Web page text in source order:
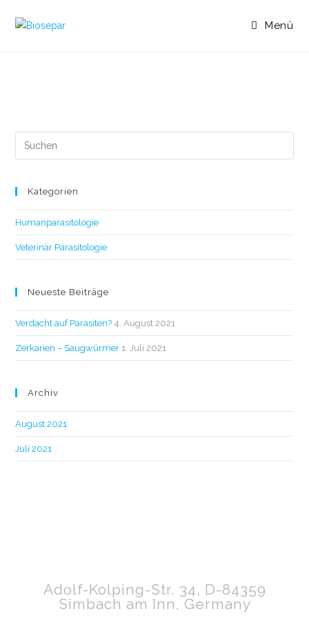
Menü
Kategorien
Humanparasitologie
Veterinär Parasitologie
Neueste Beiträge
Verdacht auf Parasiten? 4. August 2021
Zerkarien – Saugwürmer 1. Juli 2021
Archiv
August 2021
Juli 2021
Adolf-Kolping-Str. 34, D-84359
Simbach am Inn, Germany